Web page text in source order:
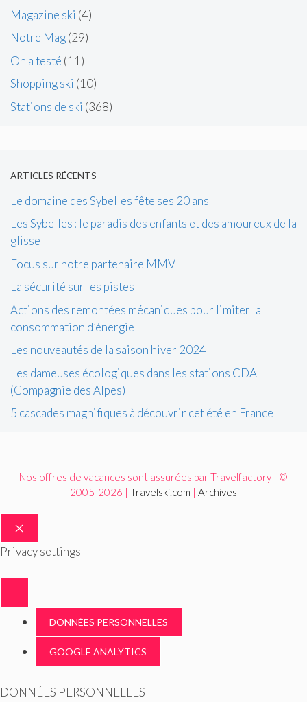
Magazine ski (4)
Notre Mag(29)
On a testé (11)
Shopping ski (10)
Stations de ski (368)
ARTICLES RÉCENTS
Le domaine des Sybelles fête ses 20 ans
Les Sybelles : le paradis des enfants et des amoureux de la
glisse
Focus sur notre partenaire MMV
La sécurité sur les pistes
Actions des remontées mécaniques pour limiter la
consommation d’énergie
Les nouveautés de la saison hiver 2024
Les dameuses écologiques dans les stations CDA
(Compagnie des Alpes)
5 cascades magnifiques à découvrir cet été en France
Nos offres de vacances sont assurées par Travelfactory - ©
2005-2026 | Travelski.com | Archives
FERMER
Privacy settings
DONNÉES PERSONNELLES
GOOGLE ANALYTICS
DONNÉES PERSONNELLES